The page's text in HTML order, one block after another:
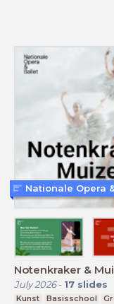
Notenkraker &
July 2026- 17 slides
Kunst Basisschool
Nationale Opera